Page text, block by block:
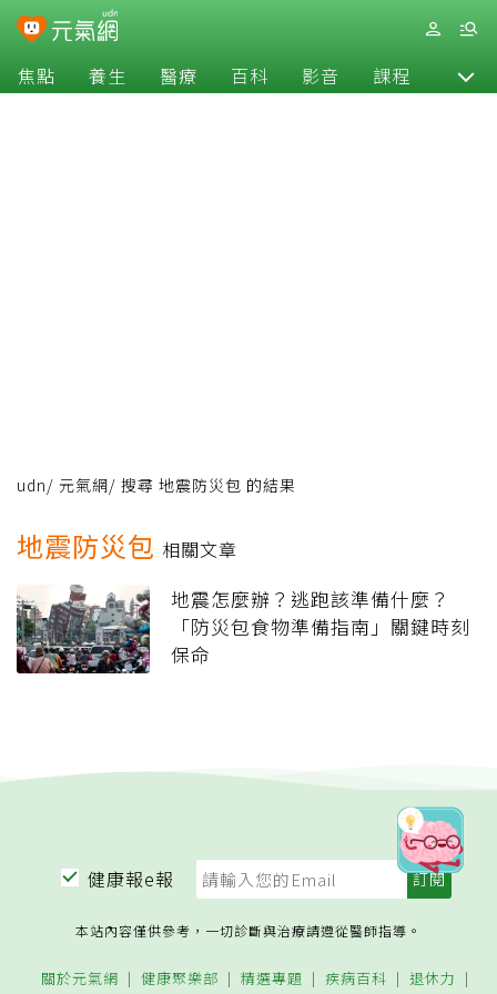
焦點 養生 醫療 百科 影音 課程 退休
udn/ 元氣網/ 搜尋 地震防災包 的結果
地震防災包 相關文章
地震怎麼辦？逃跑該準備什麼？
「防災包食物準備指南」關鍵時刻
保命
健康報e報
本站內容僅供參考，一切診斷與治療請遵從醫師指導。
關於元氣網 健康聚樂部 精選專題 疾病百科 退休力